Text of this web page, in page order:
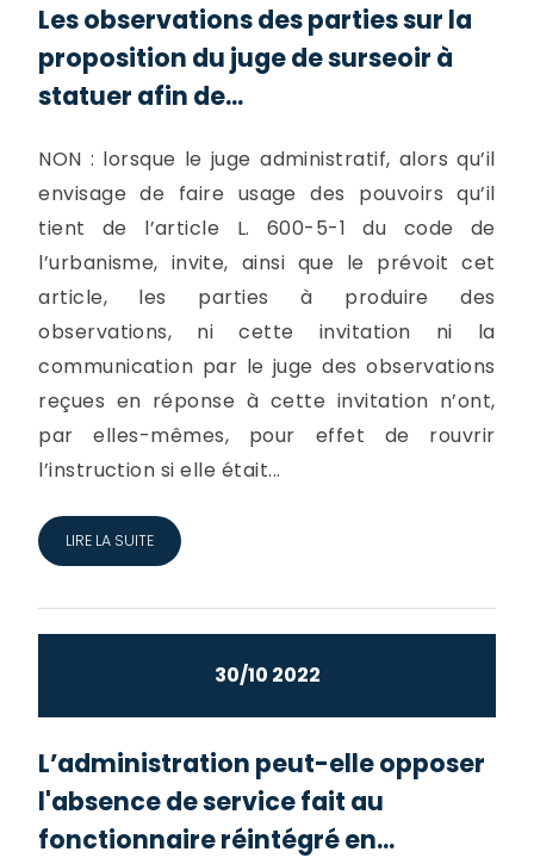
Les observations des parties sur la
proposition du juge de surseoir à
statuer afin de...
NON : lorsque le juge administratif, alors qu’il
envisage de faire usage des pouvoirs qu’il
tient de l’article L. 600-5-1 du code de
l’urbanisme, invite, ainsi que le prévoit cet
article, les parties à produire des
observations, ni cette invitation ni la
communication par le juge des observations
reçues en réponse à cette invitation n’ont,
par elles-mêmes, pour effet de rouvrir
l’instruction si elle était...
LIRE LA SUITE
30/10 2022
L’administration peut-elle opposer
l'absence de service fait au
fonctionnaire réintégré en...